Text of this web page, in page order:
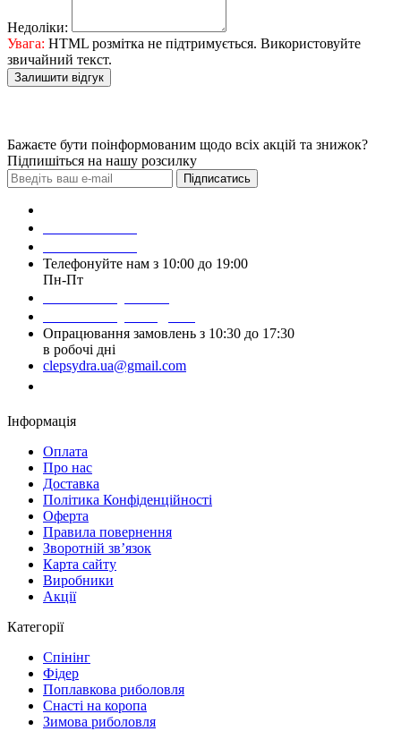
Недоліки:
Увага: HTML розмітка не підтримується. Використовуйте
звичайний текст.
Залишити відгук
Бажаєте бути поінформованим щодо всіх акцій та знижок?
Підпишіться на нашу розсилку
Підписатись
Телефонуйте нам з 10:00 до 19:00
Пн-Пт
Опрацювання замовлень з 10:30 до 17:30
в робочі дні
clepsydra.ua@gmail.com
Інформація
Оплата
Про нас
Доставка
Політика Конфіденційності
Оферта
Правила повернення
Зворотній зв’язок
Карта сайту
Виробники
Акції
Категорії
Спінінг
Фідер
Поплавкова риболовля
Снасті на коропа
Зимова риболовля